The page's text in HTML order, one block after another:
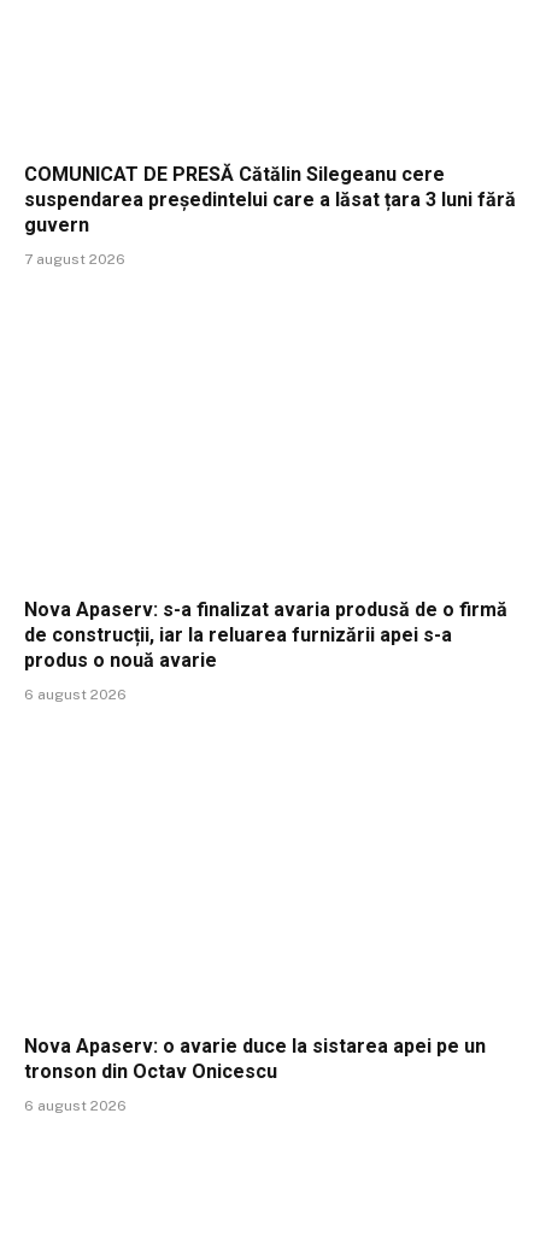
COMUNICAT DE PRESĂ Cătălin Silegeanu cere
suspendarea președintelui care a lăsat țara 3 luni fără
guvern
7 august 2026
Nova Apaserv: s-a finalizat avaria produsă de o firmă
de construcții, iar la reluarea furnizării apei s-a
produs o nouă avarie
6 august 2026
Nova Apaserv: o avarie duce la sistarea apei pe un
tronson din Octav Onicescu
6 august 2026